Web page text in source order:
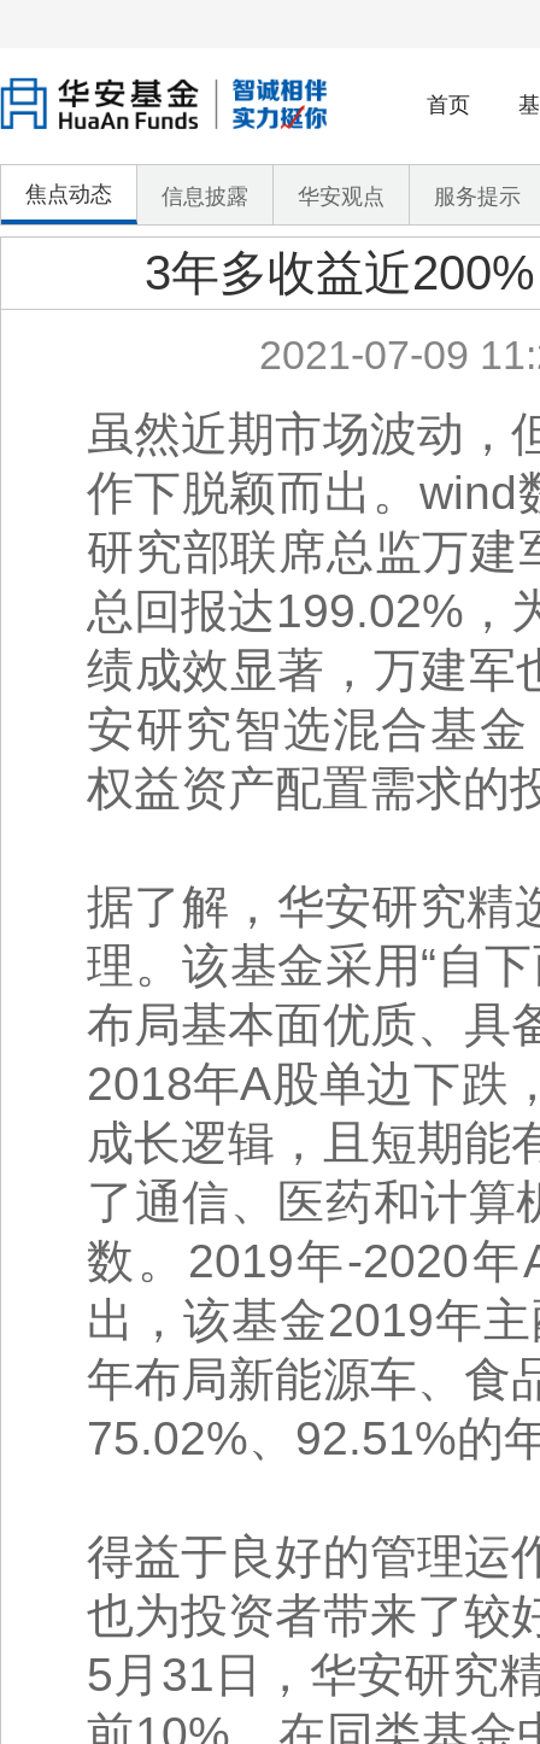
首页
焦点动态 信息披露 华安观点 服务提示
3年多收益近
2021-07-09
虽然近期市场波动，
作下脱颖而出。wind
研究部联席总监万建
总回报达199.02%，
绩成效显著，万建
安研究智选混合基
权益资产配置需求的
据了解，华安研究精
理。该基金采用“自
布局基本面优质、具
2018年A股单边下跌
成长逻辑，且短期能
了通信、医药和计算
数。2019年-2020
出，该基金2019年
年布局新能源车、食
75.02%、92.51%的
得益于良好的管理运
也为投资者带来了较
5月31日，华安研究